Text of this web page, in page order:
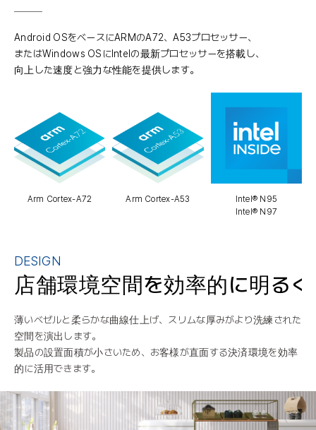
Android OSをベースにARMのA72、A53プロセッサー、
またはWindows OSにIntelの最新プロセッサーを搭載し、
向上した速度と強力な性能を提供します。
Arm Cortex-A72 Arm Cortex-A53
Intel® N95
Intel® N97
DESIGN
店舗環境空間を効率的に明るく
薄いベゼルと柔らかな曲線仕上げ、スリムな厚みがより洗練された
空間を演出します。
製品の設置面積が小さいため、お客様が直面する決済環境を効率
的に活用できます。